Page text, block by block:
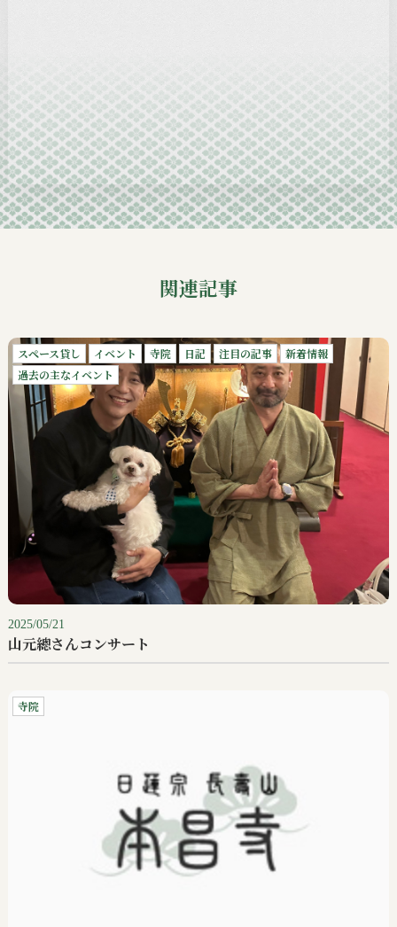
2024-11
2024-10
2024-09
関連記事
スペース貸し イベント 寺院 日記 注目の記事
新着情報
過去の主なイベント
2025/05/21
山元總さんコンサート
寺院